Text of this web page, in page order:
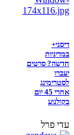
דיסני+
במדיניות
חדשה? סרטים
יעברו
לסטרימינג
אחרי 45 יום
בקולנוע
עדי פרל